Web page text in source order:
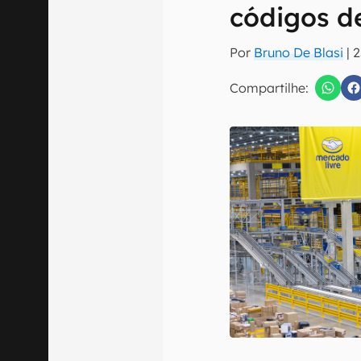
códigos
Por Bruno De Blasi |
Compartilhe:
E-mail
Confirmo que